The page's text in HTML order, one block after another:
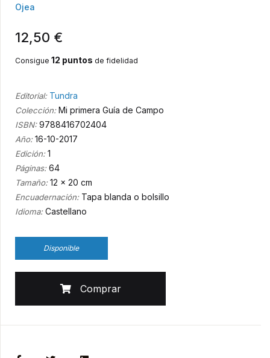
Ojea
12,50 €
Consigue 12 puntos de fidelidad
Editorial: Tundra
Colección:Mi primera Guía de Campo
ISBN:9788416702404
Año:16-10-2017
Edición:1
Páginas:64
Tamaño:12 x 20 cm
Encuadernación:Tapa blanda o bolsillo
Idioma:Castellano
Disponible
Comprar